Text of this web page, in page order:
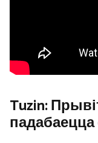
Tuzin:
падабаецца